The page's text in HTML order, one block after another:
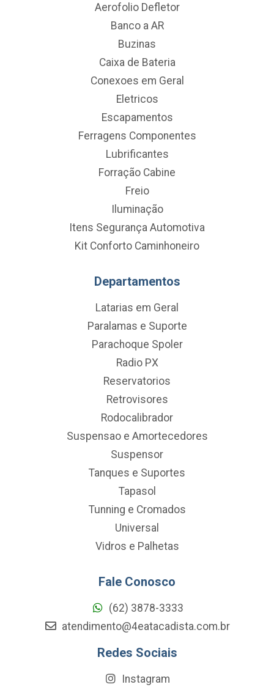
Aerofolio Defletor
Banco a AR
Buzinas
Caixa de Bateria
Conexoes em Geral
Eletricos
Escapamentos
Ferragens Componentes
Lubrificantes
Forração Cabine
Freio
Iluminação
Itens Segurança Automotiva
Kit Conforto Caminhoneiro
Departamentos
Latarias em Geral
Paralamas e Suporte
Parachoque Spoler
Radio PX
Reservatorios
Retrovisores
Rodocalibrador
Suspensao e Amortecedores
Suspensor
Tanques e Suportes
Tapasol
Tunning e Cromados
Universal
Vidros e Palhetas
Fale Conosco
(62) 3878-3333
atendimento@4eatacadista.com.br
Redes Sociais
Instagram